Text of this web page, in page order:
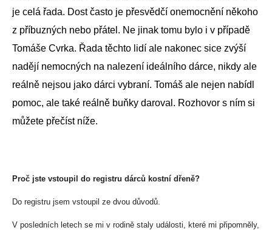
je celá řada. Dost často je přesvědčí onemocnění někoho
z příbuzných nebo přátel. Ne jinak tomu bylo i v případě
Tomáše Cvrka. Řada těchto lidí ale nakonec sice zvýší
nadějí nemocných na nalezení ideálního dárce, nikdy ale
reálně nejsou jako dárci vybraní. Tomáš ale nejen nabídl
pomoc, ale také reálně buňky daroval. Rozhovor s ním si
můžete přečíst níže.
Proč jste vstoupil do registru dárců kostní dřeně?
Do registru jsem vstoupil ze dvou důvodů.
V posledních letech se mi v rodině staly události, které mi připomněly,